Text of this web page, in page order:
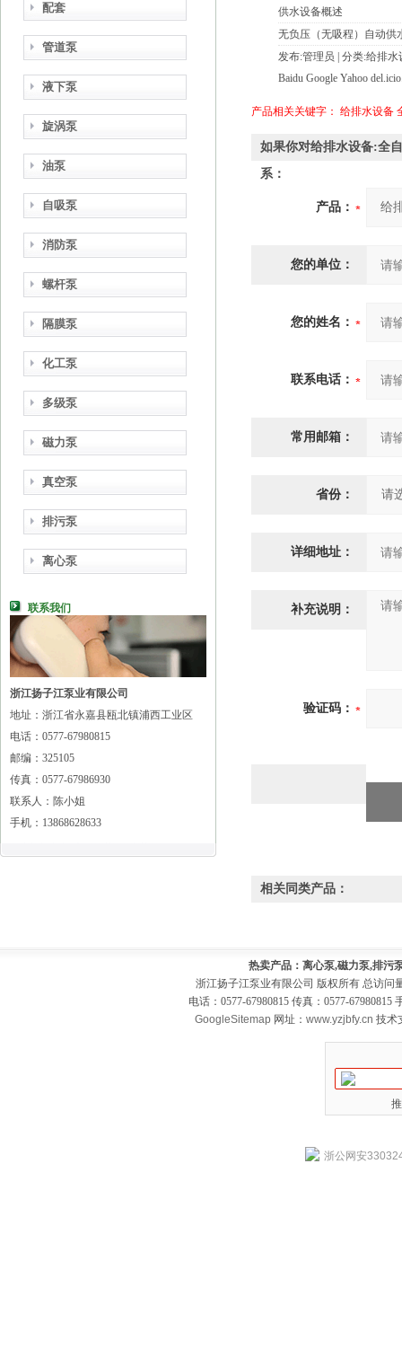
配套
管道泵
液下泵
旋涡泵
油泵
自吸泵
消防泵
螺杆泵
隔膜泵
化工泵
多级泵
磁力泵
真空泵
排污泵
离心泵
联系我们
浙江扬子江泵业有限公司
地址：浙江省永嘉县瓯北镇浦西工业区
电话：0577-67980815
邮编：325105
传真：0577-67986930
联系人：陈小姐
手机：13868628633
供水设备概述
无负压（无吸程）自动供
发布:管理员 | 分类:给排水
Baidu Google Yahoo
产品相关关键字： 给排水设备
如果你对给排水设备:全
系：
产品：
您的单位：
您的姓名：
联系电话：
常用邮箱：
省份：
详细地址：
补充说明：
验证码：
相关同类产品：
热卖产品：离心泵,磁力泵,排污
浙江扬子江泵业有限公司 版权所有 总访问
电话：0577-67980815 传真：0577-
GoogleSitemap 网址： www.yzjbfy.cn 技术
浙公网安